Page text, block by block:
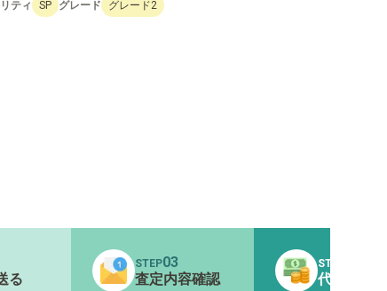
ティ SP グレード グレード2
る
STEP03
査定内容確認
STEP
代金のお